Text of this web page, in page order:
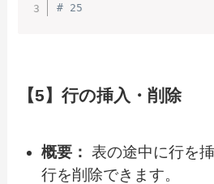
# 25
【5】行の挿入・削除
概要： 表の途中に行を
行を削除できます。